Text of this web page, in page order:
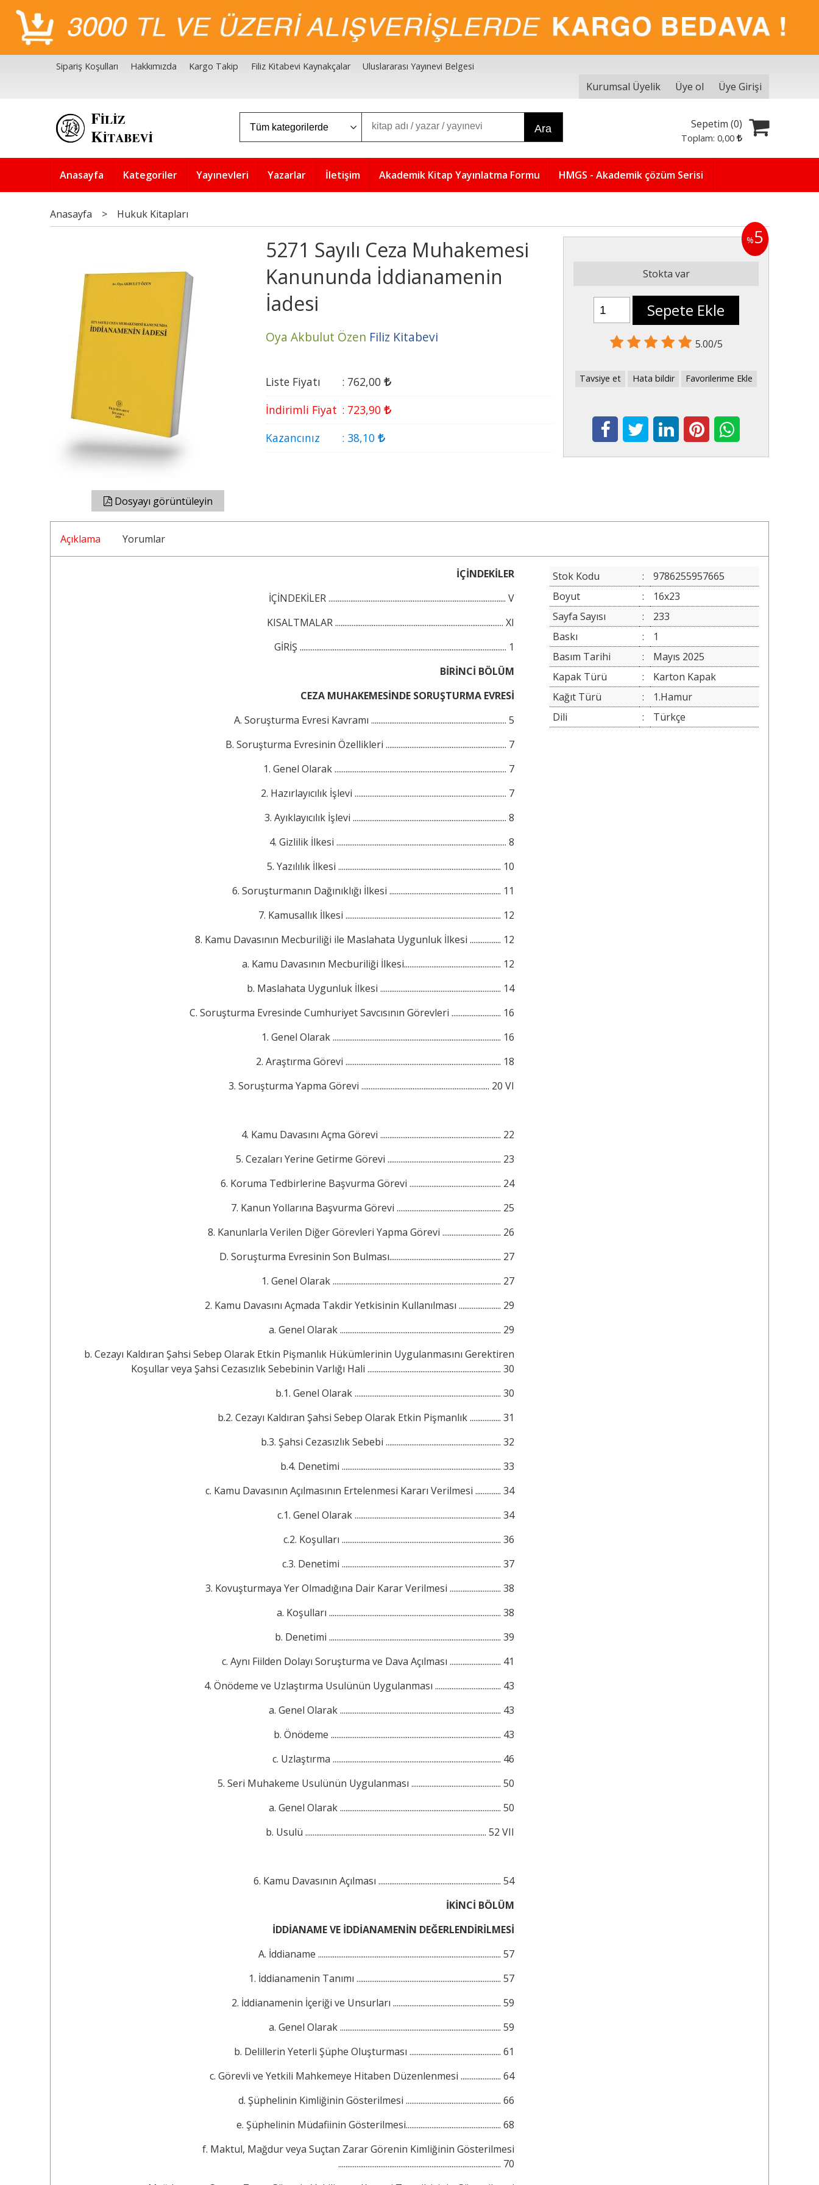
Sipariş Koşulları Hakkımızda Kargo Takip Filiz Kitabevi Kaynakçalar Uluslararası Yayınevi Belgesi
Kurumsal Üyelik Üye ol Üye Girişi
Ara Sepetim (0)
Toplam:0,00
Anasayfa Kategoriler Yayınevleri Yazarlar İletişim Akademik Kitap Yayınlatma Formu HMGS - Akademik çözüm Serisi
Anasayfa > Hukuk Kitapları
Dosyayı görüntüleyin
5271 Sayılı Ceza Muhakemesi
Kanununda İddianamenin
İadesi
Oya Akbulut Özen Filiz Kitabevi
Liste Fiyatı : 762,00
İndirimli Fiyat : 723,90
Kazancınız
: 38,10
%5
Stokta var
Sepete Ekle
5.00/5
Tavsiye et Hata bildir Favorilerime Ekle
Açıklama Yorumlar
İÇİNDEKİLER
İÇİNDEKİLER ................................................................................................. V
KISALTMALAR ............................................................................................ XI
GİRİŞ ................................................................................................................. 1
BİRİNCİ BÖLÜM
CEZA MUHAKEMESİNDE SORUŞTURMA EVRESİ
A. Soruşturma Evresi Kavramı .......................................................................... 5
B. Soruşturma Evresinin Özellikleri .................................................................. 7
1. Genel Olarak .............................................................................................. 7
2. Hazırlayıcılık İşlevi ................................................................................... 7
3. Ayıklayıcılık İşlevi .................................................................................... 8
4. Gizlilik İlkesi ............................................................................................. 8
5. Yazılılık İlkesi ......................................................................................... 10
6. Soruşturmanın Dağınıklığı İlkesi ............................................................. 11
7. Kamusallık İlkesi ..................................................................................... 12
8. Kamu Davasının Mecburiliği ile Maslahata Uygunluk İlkesi ................. 12
a. Kamu Davasının Mecburiliği İlkesi..................................................... 12
b. Maslahata Uygunluk İlkesi .................................................................. 14
C. Soruşturma Evresinde Cumhuriyet Savcısının Görevleri ........................... 16
1. Genel Olarak ............................................................................................ 16
2. Araştırma Görevi ..................................................................................... 18
3. Soruşturma Yapma Görevi ...................................................................... 20 VI
4. Kamu Davasını Açma Görevi .................................................................. 22
5. Cezaları Yerine Getirme Görevi .............................................................. 23
6. Koruma Tedbirlerine Başvurma Görevi .................................................. 24
7. Kanun Yollarına Başvurma Görevi ......................................................... 25
8. Kanunlarla Verilen Diğer Görevleri Yapma Görevi ................................ 26
D. Soruşturma Evresinin Son Bulması............................................................. 27
1. Genel Olarak ............................................................................................ 27
2. Kamu Davasını Açmada Takdir Yetkisinin Kullanılması ....................... 29
a. Genel Olarak ........................................................................................ 29
b. Cezayı Kaldıran Şahsi Sebep Olarak Etkin Pişmanlık Hükümlerinin Uygulanmasını Gerektiren
Koşullar veya Şahsi Cezasızlık Sebebinin Varlığı Hali ......................................................................... 30
b.1. Genel Olarak ................................................................................ 30
b.2. Cezayı Kaldıran Şahsi Sebep Olarak Etkin Pişmanlık ................. 31
b.3. Şahsi Cezasızlık Sebebi ............................................................... 32
b.4. Denetimi ....................................................................................... 33
c. Kamu Davasının Açılmasının Ertelenmesi Kararı Verilmesi .............. 34
c.1. Genel Olarak ................................................................................ 34
c.2. Koşulları ....................................................................................... 36
c.3. Denetimi ....................................................................................... 37
3. Kovuşturmaya Yer Olmadığına Dair Karar Verilmesi ............................ 38
a. Koşulları .............................................................................................. 38
b. Denetimi .............................................................................................. 39
c. Aynı Fiilden Dolayı Soruşturma ve Dava Açılması ............................ 41
4. Önödeme ve Uzlaştırma Usulünün Uygulanması .................................... 43
a. Genel Olarak ........................................................................................ 43
b. Önödeme ............................................................................................. 43
c. Uzlaştırma ............................................................................................ 46
5. Seri Muhakeme Usulünün Uygulanması ................................................. 50
a. Genel Olarak ........................................................................................ 50
b. Usulü ................................................................................................... 52 VII
6. Kamu Davasının Açılması ................................................................... 54
İKİNCİ BÖLÜM
İDDİANAME VE İDDİANAMENİN DEĞERLENDİRİLMESİ
A. İddianame .................................................................................................... 57
1. İddianamenin Tanımı ............................................................................... 57
2. İddianamenin İçeriği ve Unsurları ........................................................... 59
a. Genel Olarak ........................................................................................ 59
b. Delillerin Yeterli Şüphe Oluşturması .................................................. 61
c. Görevli ve Yetkili Mahkemeye Hitaben Düzenlenmesi ...................... 64
d. Şüphelinin Kimliğinin Gösterilmesi .................................................... 66
e. Şüphelinin Müdafiinin Gösterilmesi.................................................... 68
f. Maktul, Mağdur veya Suçtan Zarar Görenin Kimliğinin Gösterilmesi
......................................................................................... 70
Stok Kodu :
9786255957665
Boyut
:
16x23
Sayfa Sayısı
:
233
Baskı
:
1
Basım Tarihi
:
Mayıs 2025
Kapak Türü
:
Karton Kapak
Kağıt Türü
:
1.Hamur
Dili
: Türkçe